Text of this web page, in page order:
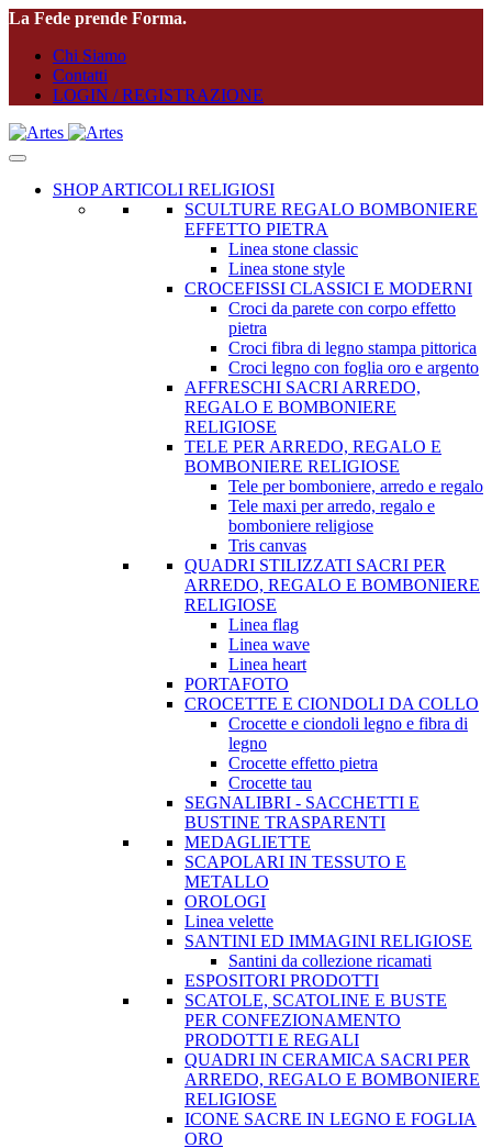
La Fede prende Forma.
Chi Siamo
Contatti
LOGIN / REGISTRAZIONE
SHOP ARTICOLI RELIGIOSI
SCULTURE REGALO BOMBONIERE
EFFETTO PIETRA
Linea stone classic
Linea stone style
CROCEFISSI CLASSICI E MODERNI
Croci da parete con corpo effetto
pietra
Croci fibra di legno stampa pittorica
Croci legno con foglia oro e argento
AFFRESCHI SACRI ARREDO,
REGALO E BOMBONIERE
RELIGIOSE
TELE PER ARREDO, REGALO E
BOMBONIERE RELIGIOSE
Tele per bomboniere, arredo e regalo
Tele maxi per arredo, regalo e
bomboniere religiose
Tris canvas
QUADRI STILIZZATI SACRI PER
ARREDO, REGALO E BOMBONIERE
RELIGIOSE
Linea flag
Linea wave
Linea heart
PORTAFOTO
CROCETTE E CIONDOLI DA COLLO
Crocette e ciondoli legno e fibra di
legno
Crocette effetto pietra
Crocette tau
SEGNALIBRI - SACCHETTI E
BUSTINE TRASPARENTI
MEDAGLIETTE
SCAPOLARI IN TESSUTO E
METALLO
OROLOGI
Linea velette
SANTINI ED IMMAGINI RELIGIOSE
Santini da collezione ricamati
ESPOSITORI PRODOTTI
SCATOLE, SCATOLINE E BUSTE
PER CONFEZIONAMENTO
PRODOTTI E REGALI
QUADRI IN CERAMICA SACRI PER
ARREDO, REGALO E BOMBONIERE
RELIGIOSE
ICONE SACRE IN LEGNO E FOGLIA
ORO